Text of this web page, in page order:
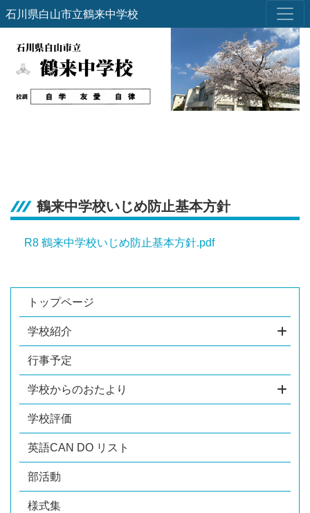
石川県白山市立鶴来中学校
トップページ
学校紹介
行事予定
学校からのおたより
学校評価
英語CAN DO リスト
部活動
様式集
鶴来中学校いじめ防止基本方針
R8 鶴来中学校いじめ防止基本方針.pdf